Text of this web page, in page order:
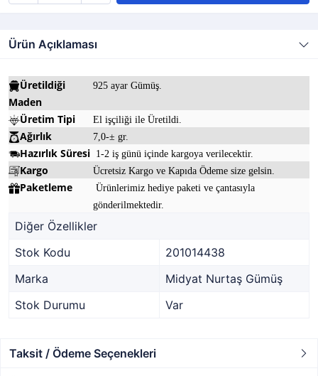
Ürün Açıklaması
Üretildiği
Maden
925 ayar Gümüş.
Üretim Tipi El işçiliği ile Üretildi.
Ağırlık 7,0-± gr.
Hazırlık Süresi 1-2 iş günü içinde kargoya verilecektir.
Kargo Ücretsiz Kargo ve Kapıda Ödeme size gelsin.
Paketleme
Ürünlerimiz hediye paketi ve çantasıyla
gönderilmektedir.
Diğer Özellikler
Stok Kodu
201014438
Marka
Midyat Nurtaş Gümüş
Stok Durumu
Var
Taksit / Ödeme Seçenekleri